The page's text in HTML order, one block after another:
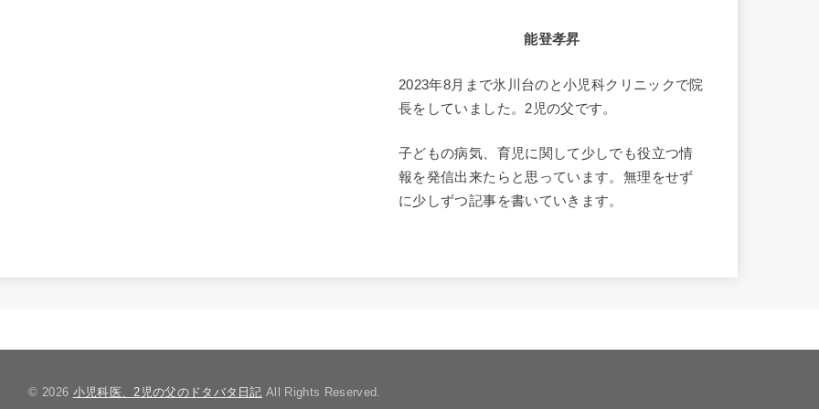
能登孝昇
2023年8月まで氷川台のと小児科クリニックで院
長をしていました。2児の父です。
子どもの病気、育児に関して少しでも役立つ情
報を発信出来たらと思っています。無理をせず
に少しずつ記事を書いていきます。
© 2026 小児科医、2児の父のドタバタ日記 All Rights Reserved.